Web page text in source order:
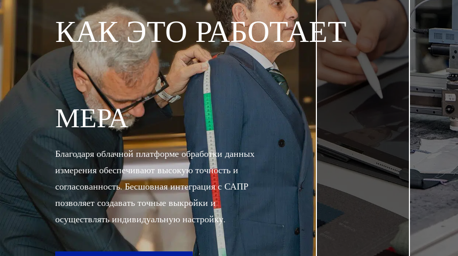
КАК ЭТО РАБОТАЕТ
МЕРА
Благодаря облачной платформе обработки данных
измерения обеспечивают высокую точность и
согласованность. Бесшовная интеграция с САПР
позволяет создавать точные выкройки и
осуществлять индивидуальную настройку.